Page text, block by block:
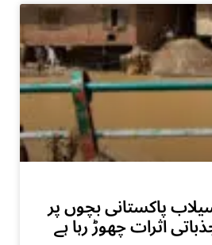
پاکستانی بچوں پر
اثرات چھوڑ رہا ہے